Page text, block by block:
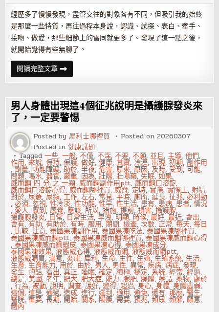
經歷多了慢慢發現，盡管交往的對象各有不同，但吸引我的始終
是那麼一些特質，再往過程本身說，認識、試探、表白、牽手、
接吻、做愛，那些細節上的雷同就更多了。發現了這一點之後，
就開始覺得有些無聊了。
閱讀完整文章背
叛
婚
一
次
等
於
一
千
次
男人身體出現這4個征兆說明是攝護腺發炎來
了，一定要警惕
Posted by犀利士哪裡買 Posted on20260307
Posted in健康議題
Tagged一些,一般,不僅,不深,不要,不願,並且,主導,他們,
作用,來說,保持,保護,做好,健康,其實, 冷漠, 出現,初期,副作用
,劑量,功能障礙,助於,半夜,危害,原來,原因,及時, 受到,可能,
問題, 喝水,器官,嚴重, 因為,壯陽,壯陽藥,失眠,如果,
威而鋼 四 分 之 一顆,威而鋼副作用ptt,威而鋼口溶錠,
威而鋼口溶錠心得,威而鋼哪裡買,威脅, 定時,實際,實際上,射精,
對於,尿急,尿頻,工作,左右, 常見,平時,廁所,延長,征兆,必利勁
,必須,忽視,性冷淡,性功能,性早,性生活, 患有, 患病, 患者,情況
, 愛人,感到,感覺,應該,所以,措施,提前,損害,攝護腺,
攝護腺發炎, 日常, 日常生活,早洩, 明顯, 時候,最好,最近, 會出,
會有,有助,有助於,有時,服用,期間,檢查,次數,正常,每天,每日
, 比較,注意,泰國果凍副作用,泰國果凍吃法,泰國果凍哪裡買,
泰國果凍威而鋼ptt,泰國果凍威而鋼哪裡買,泰國果凍威而鋼心得
,泰國果凍威而鋼蝦皮,泰國果凍心得,泰國果凍成分,
泰國果凍效果,液態威心得,液態威而鋼,液態威而鋼ptt,
液態威購買,滿意, 炎症,犀利,生命,生性,生殖,生殖系統,生活,
生育,生育能力,用於, 由於, 男人, 男性,異常,疾病,病症,發現,
發生, 的話,看出,真正, 睡眠,確定,積極,穩定, 系統,經常,經過,
總是,美國,老年,肥大,肥大症, 能力,腺肥,腺體,藥品,藥物,處於
,行為,被動,說明,調查,護好,變得,超過,身心,身體,身體虛弱,
這個,這是,通過,造成,進行,達到,適用,避免,還有,那麼,醫生,
醫院,重要,長期, 開始, 關系, 陽痿, 需要,預兆,頻尿,頻繁,願意,
體內